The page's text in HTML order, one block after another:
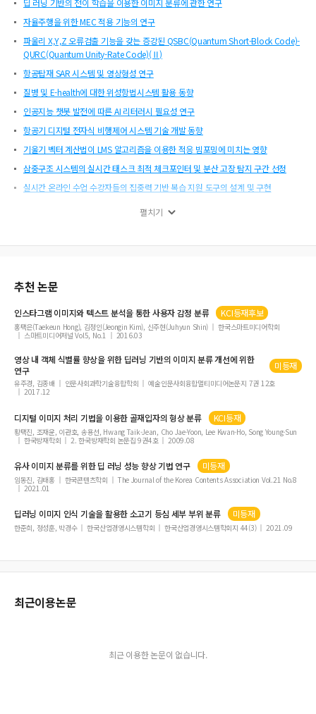
딥 러닝 기반의 전이 학습을 이용한 이미지 분류에 관한 연구
자율주행을 위한 MEC 적용 기능의 연구
파울리 X,Y,Z 오류검출 기능을 갖는 증강된 QSBC(Quantum Short-Block Code)-
QURC(Quantum Unity-Rate Code)(Ⅱ)
항공탑재 SAR 시스템 및 영상형성 연구
질병 및 E-health에 대한 위성항법시스템 활용 동향
인공지능 챗봇 발전에 따른 AI 리터러시 필요성 연구
항공기 디지털 전자식 비행제어 시스템 기술 개발 동향
기울기 벡터 계산법이 LMS 알고리즘을 이용한 적응 빔포밍에 미치는 영향
삼중구조 시스템의 실시간 태스크 최적 체크포인터 및 분산 고장 탐지 구간 선정
실시간 온라인 수업 수강자들의 집중력 기반 복습 지원 도구의 설계 및 구현
폴리트로픽 지수 기반의 재열 가스터빈 입구온도 산출 알고리즘 개발
태양광/디젤 하이브리드 시스템 기반 센서 구동 및 환경 모니터링 컨테이너 하우스
조직 내 정보보안 행동 관련 윤리적 리더십과 협력적 커뮤니케이션의 영향: 신뢰 및
개인-조직 적합성 역할
초대형 풍력터빈 시험을 위한 실증시험장 설계
AI 기반의 주조 공정 파라미터 최적화를 통한 알고리즘 개선
한국전자통신학회 논문지 제18권 제3호 목차
발
펼치기
추천 논문
인스타그램 이미지와 텍스트 분석을 통한 사용자 감정 분류 KCI등재후보
홍택은(Taekeun Hong), 김정인(Jeongin Kim), 신주현(Juhyun Shin)
한국스마트미디어학회
스마트미디어저널 Vol5, No.1
2016.03
영상 내 객체 식별률 향상을 위한 딥러닝 기반의 이미지분류개선에 위한
연구
미등재
유주경, 김종배 인문사회과학기술융합학회
예술인문사회융합멀티미디어논문지 7권 12호
2017.12
디지털 이미지 처리 기법을 이용한 골재입자의 형상분류 KCI등재
황택진, 조재윤, 이관호, 송용선, Hwang Taik-Jean, Cho Jae-Yoon, Lee Kwan-Ho, Song Young-Sun
한국방재학회
2. 한국방재학회 논문집 9권4호 2009.08
유사이미지분류를 위한 딥 러닝 성능 향상 기법 연구 미등재
임동진, 김태홍 한국콘텐츠학회
The Journal of the Korea Contents Association Vol.21 No.8
2021.01
딥러닝 이미지 인식 기술을 활용한 소고기 등심 세부 부위분류 미등재
한준희, 정성훈, 박경수 한국산업경영시스템학회 한국산업경영시스템학회지 44(3) 2021.09
최근이용논문
최근 이용한 논문이 없습니다.